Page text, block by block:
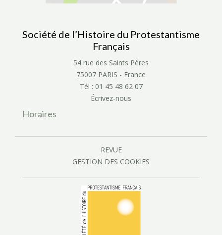
Société de l’Histoire du Protestantisme
Français
54 rue des Saints Pères
75007 PARIS - France
Tél : 01 45 48 62 07
Écrivez-nous
Horaires
REVUE
GESTION DES COOKIES